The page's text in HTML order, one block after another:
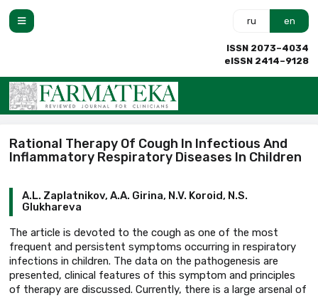
ru en
ISSN 2073–4034
eISSN 2414–9128
Rational Therapy Of Cough In Infectious And
Inflammatory Respiratory Diseases In Children
A.L. Zaplatnikov, A.A. Girina, N.V. Koroid, N.S.
Glukhareva
The article is devoted to the cough as one of the most
frequent and persistent symptoms occurring in respiratory
infections in children. The data on the pathogenesis are
presented, clinical features of this symptom and principles
of therapy are discussed. Currently, there is a large arsenal of